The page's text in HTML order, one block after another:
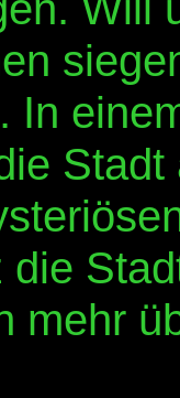
In
mehr